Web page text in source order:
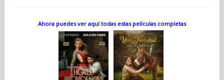
Ahora puedes ver aquí todas estas películas completas